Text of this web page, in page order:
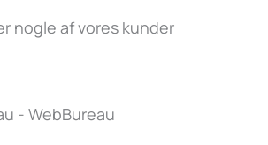
nogle af vores kunder